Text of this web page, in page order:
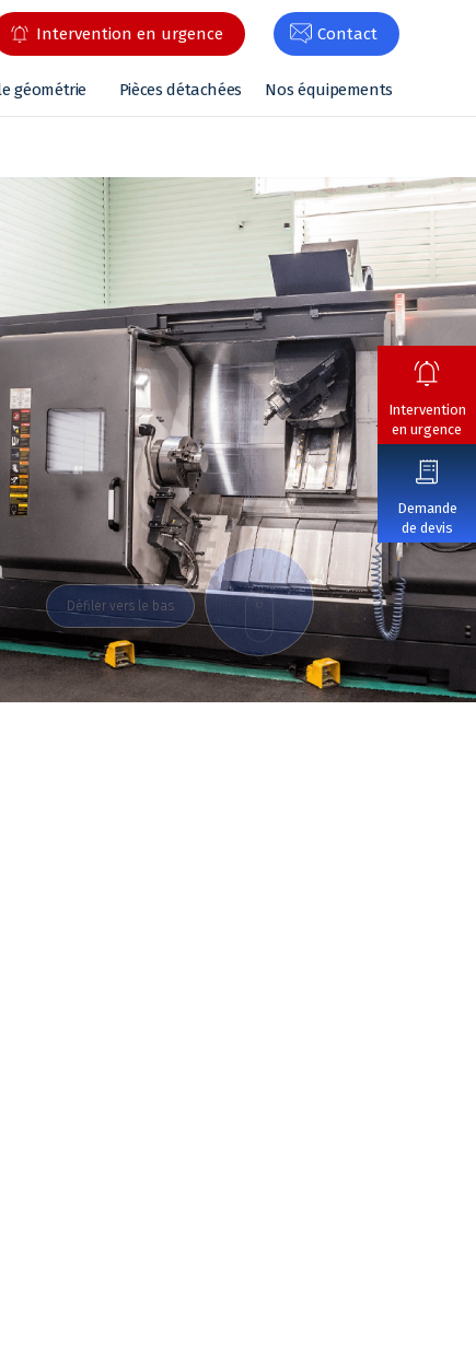
Intervention en urgence Contact
géométrie Pièces détachées Nos équipements
Intervention
en urgence
Demande
de devis
DOWN